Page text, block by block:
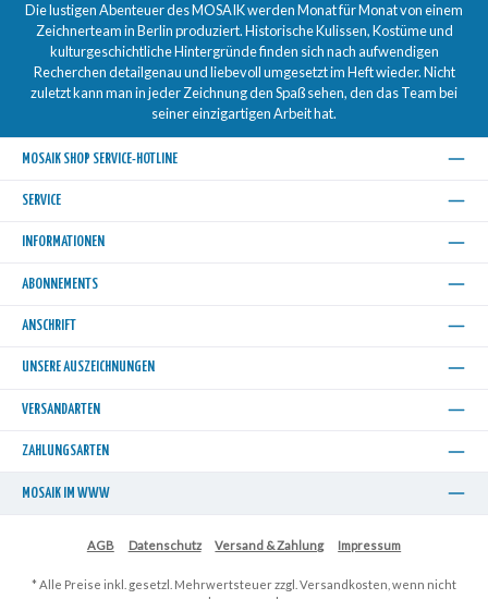
Die lustigen Abenteuer des MOSAIK werden Monat für Monat von einem
Zeichnerteam in Berlin produziert. Historische Kulissen, Kostüme und
kulturgeschichtliche Hintergründe finden sich nach aufwendigen
Recherchen detailgenau und liebevoll umgesetzt im Heft wieder. Nicht
zuletzt kann man in jeder Zeichnung den Spaß sehen, den das Team bei
seiner einzigartigen Arbeit hat.
MOSAIK SHOP SERVICE-HOTLINE
SERVICE
INFORMATIONEN
ABONNEMENTS
ANSCHRIFT
UNSERE AUSZEICHNUNGEN
VERSANDARTEN
ZAHLUNGSARTEN
MOSAIK IM WWW
AGB Datenschutz Versand & Zahlung Impressum
* Alle Preise inkl. gesetzl. Mehrwertsteuer zzgl. Versandkosten , wenn nicht